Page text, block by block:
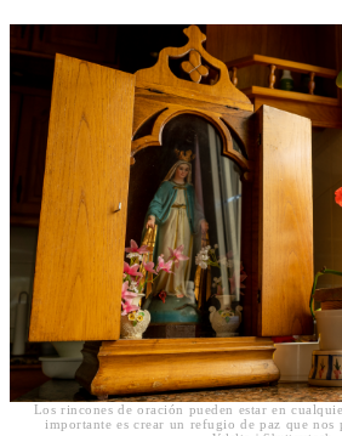
Los rincones de oración pueden estar en
importante es crear un refugio de paz que nos